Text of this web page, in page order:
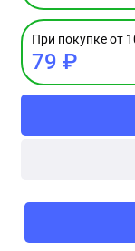
При покупке от
79 ₽